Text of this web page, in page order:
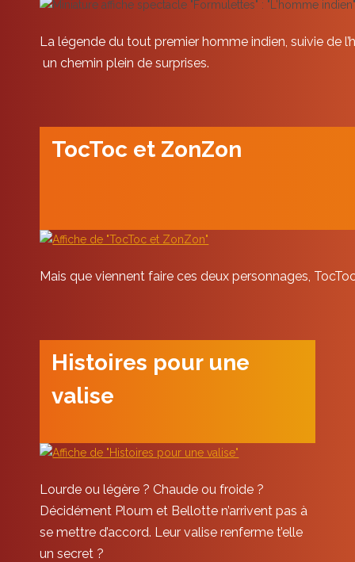
La légende du tout premier homme indien, suivie de
un chemin plein de surprises.
TocToc et ZonZon
Mais que viennent faire ces deux personnages,
Histoires pour une
valise
Lourde ou légère ? Chaude ou froide ?
Décidément Ploum et Bellotte n’arrivent pas à
se mettre d’accord. Leur valise renferme t’elle
un secret ?